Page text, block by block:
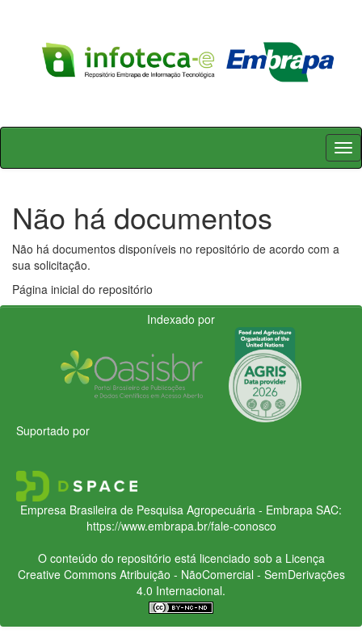
Skip
Não há documentos
Não há documentos disponíveis no repositório de acordo com a
sua solicitação.
Página inicial do repositório
Indexado por
Suportado por
Empresa Brasileira de Pesquisa Agropecuária - Embrapa SAC:
https://www.embrapa.br/fale-conosco
O conteúdo do repositório está licenciado sob a Licença
Creative CommonsAtribuição - NãoComercial - SemDerivações
4.0 Internacional.